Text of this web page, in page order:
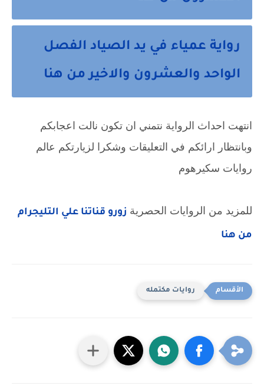
رواية عمياء في يد الصياد الفصل
الواحد والعشرون والاخير من هنا
انتهت احداث الرواية نتمني ان تكون نالت اعجابكم
وبانتظار ارائكم في التعليقات وشكرا لزيارتكم عالم
روايات سكيرهوم
للمزيد من الروايات الحصرية زورو قناتنا علي التليجرام
من هنا
روايات مكتمله